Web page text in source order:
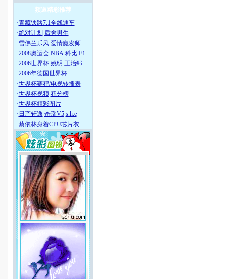
频道精彩推荐
·青藏铁路7.1全线通车
·绝对计划 后舍男生
·雪佛兰乐风 爱情魔发师
·2008奥运会 NBA 科比 F1
·2006世界杯 姚明 王治郅
·2006年德国世界杯
·世界杯赛程/电视转播表
·世界杯视频 积分榜
·世界杯精彩图片
· 日产轩逸 奇瑞V5 s.h.e
·蔡依林身着CPU芯片衣